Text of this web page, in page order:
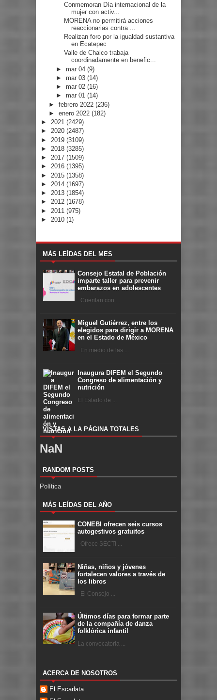
Conmemoran Día internacional de la
mujer con activ...
MORENA no permitirá acciones
reaccionarias contra ...
Realizan foro por la igualdad sustantiva
en Ecatepec
Valle de Chalco trabaja
coordinadamente en benefic...
► mar 04(9)
► mar 03(14)
► mar 02(16)
► mar 01(14)
► febrero 2022 (236)
► enero 2022 (182)
► 2021 (2429)
► 2020 (2487)
► 2019 (3109)
► 2018 (3285)
► 2017 (1509)
► 2016 (1395)
► 2015 (1358)
► 2014 (1697)
► 2013 (1854)
► 2012 (1678)
► 2011 (975)
► 2010 (1)
MÁS LEÍDAS DEL MES
Consejo Estatal de Población
imparte taller para prevenir
embarazos en adolescentes
Cuentan con ...
Miguel Gutiérrez, entre los
elegidos para dirigir a MORENA
en el Estado de México
En medio de las ...
Inaugura DIFEM el Segundo
Congreso de alimentación y
nutrición
El Estado de ...
VISTAS A LA PÁGINA TOTALES
NaN
RANDOM POSTS
Política
MÁS LEÍDAS DEL AÑO
CONEBI ofrecen seis cursos
autogestivos gratuitos
Ofrece SECTI ...
Niñas, niños y jóvenes
fortalecen valores a través de
los libros
El Consejo ...
Últimos días para formar parte
de la compañía de danza
folklórica infantil
La convocatoria ...
ACERCA DE NOSOTROS
El Escarlata